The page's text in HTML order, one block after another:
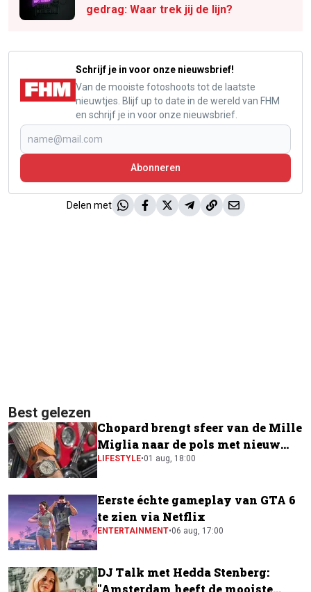
gedrag: Waar trek jij de lijn?
Schrijf je in voor onze nieuwsbrief!
Van de mooiste fotoshoots tot de laatste
nieuwtjes. Blijf up to date in de wereld van FHM
en schrijf je in voor onze nieuwsbrief.
Abonneren
Delen met
Best gelezen
Chopard brengt sfeer van de Mille
Miglia naar de pols met nieuw
horloge
LIFESTYLE•01 aug, 18:00
Eerste échte gameplay van GTA 6
te zien via Netflix
ENTERTAINMENT•06 aug, 17:00
DJ Talk met Hedda Stenberg:
"Amsterdam heeft de mooiste